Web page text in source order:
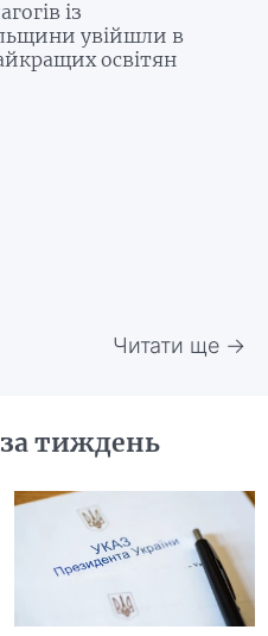
із
увійшли в
освітян
Читати ще →
за тиждень